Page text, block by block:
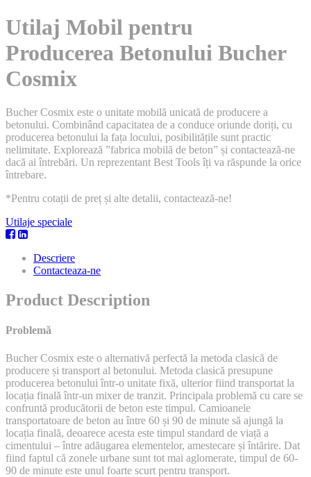
Utilaj Mobil pentru
Producerea Betonului Bucher
Cosmix
Bucher Cosmix este o unitate mobilă unicată de producere a
betonului. Combinând capacitatea de a conduce oriunde doriți, cu
producerea betonului la fața locului, posibilitățile sunt practic
nelimitate. Explorează ”fabrica mobilă de beton” și contactează-ne
dacă ai întrebări. Un reprezentant Best Tools îți va răspunde la orice
întrebare.
*Pentru cotații de preț și alte detalii, contactează-ne!
Utilaje speciale
Descriere
Contacteaza-ne
Product Description
Problemă
Bucher Cosmix este o alternativă perfectă la metoda clasică de
producere și transport al betonului. Metoda clasică presupune
producerea betonului într-o unitate fixă, ulterior fiind transportat la
locația finală într-un mixer de tranzit. Principala problemă cu care se
confruntă producătorii de beton este timpul. Camioanele
transportatoare de beton au între 60 și 90 de minute să ajungă la
locația finală, deoarece acesta este timpul standard de viață a
cimentului – între adăugarea elementelor, amestecare și întărire. Dat
fiind faptul că zonele urbane sunt tot mai aglomerate, timpul de 60-
90 de minute este unul foarte scurt pentru transport.